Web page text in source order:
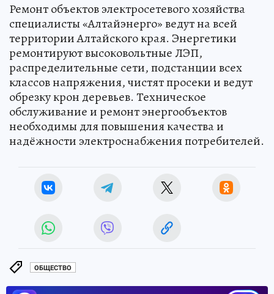
Ремонт объектов электросетевого хозяйства
специалисты «Алтайэнерго» ведут на всей
территории Алтайского края. Энергетики
ремонтируют высоковольтные ЛЭП,
распределительные сети, подстанции всех
классов напряжения, чистят просеки и ведут
обрезку крон деревьев. Техническое
обслуживание и ремонт энергообъектов
необходимы для повышения качества и
надёжности электроснабжения потребителей.
ОБЩЕСТВО